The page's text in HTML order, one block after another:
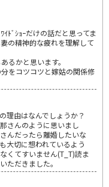
ﾄﾞｼｮｰだけの話だと思ってま
の精神的な疲れを理解して
るかと思います。
をコツコツと嫁姑の関係修
理由はなんでしょうか？
さんのように思いまし
んだったら離婚したいな
大切に想われているよう
くてすいません(T_T)読ま
ただきました。